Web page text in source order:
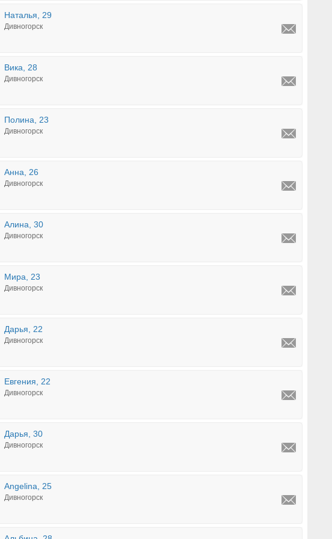
Наталья, 29
Дивногорск
Вика, 28
Дивногорск
Полина, 23
Дивногорск
Анна, 26
Дивногорск
Алина, 30
Дивногорск
Мира, 23
Дивногорск
Дарья, 22
Дивногорск
Евгения, 22
Дивногорск
Дарья, 30
Дивногорск
Angelina, 25
Дивногорск